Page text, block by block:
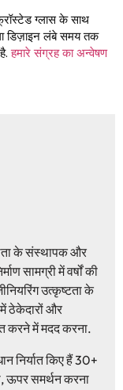
ग्लास के साथ
डिज़ाइन लंबे समय तक
हमारे संग्रह का अन्वेषण
के संस्थापक और
सामग्री में वर्षों की
उत्कृष्टता के
में ठेकेदारों और
करने में मदद करना.
निर्यात किए हैं 30+
ऊपर समर्थन करना